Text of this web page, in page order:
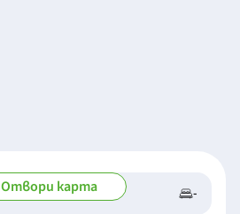
-/- -
Отвори карта